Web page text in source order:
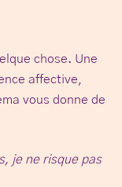
chose. Une
affective,
vous donne de
je ne risque pas